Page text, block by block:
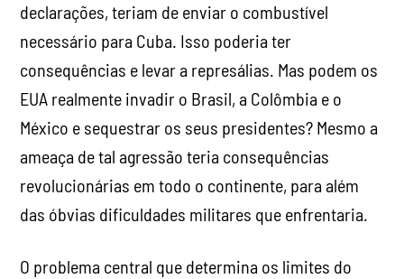
declarações, teriam de enviar o combustível
necessário para Cuba. Isso poderia ter
consequências e levar a represálias. Mas podem os
EUA realmente invadir o Brasil, a Colômbia e o
México e sequestrar os seus presidentes? Mesmo a
ameaça de tal agressão teria consequências
revolucionárias em todo o continente, para além
das óbvias dificuldades militares que enfrentaria.
O problema central que determina os limites do